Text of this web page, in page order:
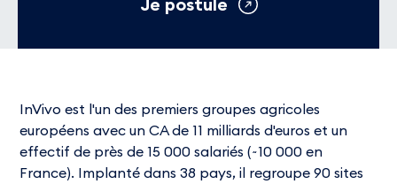
InVivo est l'un des premiers groupes agricoles
européens avec un CA de 11 milliards d'euros et un
effectif de près de 15 000 salariés (~10 000 en
France). Implanté dans 38 pays, il regroupe 90 sites